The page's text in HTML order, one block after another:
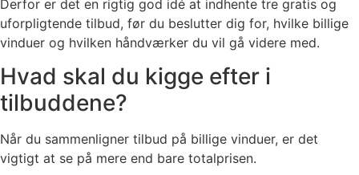
Derfor er det en rigtig god idé at indhente tre gratis og
uforpligtende tilbud, før du beslutter dig for, hvilke billige
vinduer og hvilken håndværker du vil gå videre med.
Hvad skal du kigge efter i
tilbuddene?
Når du sammenligner tilbud på billige vinduer, er det
vigtigt at se på mere end bare totalprisen.